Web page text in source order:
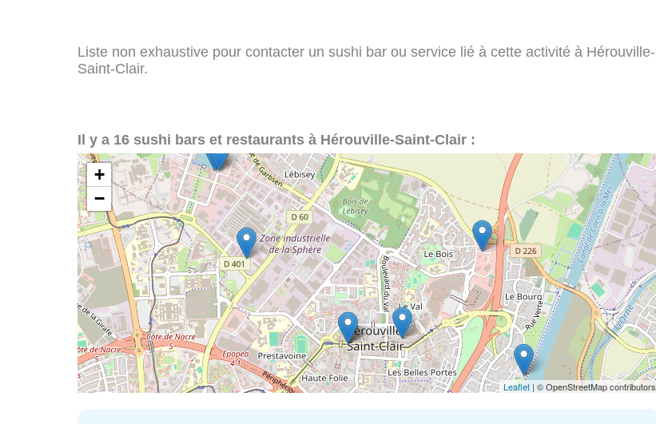
Liste non exhaustive pour contacter un sushi bar ou service lié à cette activité à Hérouville-
Saint-Clair.
Il y a 16 sushi bars et restaurants à Hérouville-Saint-Clair :
+
−
Leaflet | © OpenStreetMap contributors